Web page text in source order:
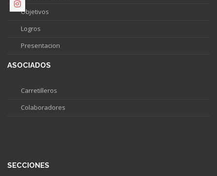
Objetivos
Logros
Presentacion
ASOCIADOS
Carretilleros
Colaboradores
SECCIONES